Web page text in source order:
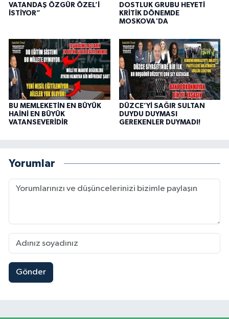
VATANDAŞ ÖZGÜR ÖZEL’İ
İSTİYOR”
DOSTLUK GRUBU HEYETİ
KRİTİK DÖNEMDE
MOSKOVA'DA
BU MEMLEKETİN EN BÜYÜK
HAİNİ EN BÜYÜK
VATANSEVERİDİR
DÜZCE’Yİ SAĞIR SULTAN
DUYDU DUYMASI
GEREKENLER DUYMADI!
Yorumlar
Gönder